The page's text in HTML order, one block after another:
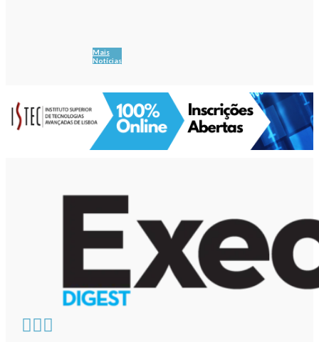
Mais
Notícias